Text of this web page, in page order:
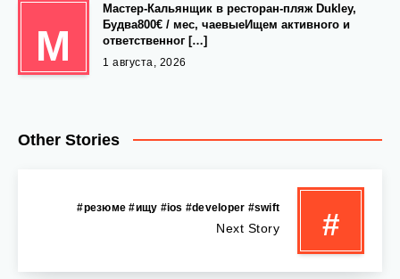
М
Мастер-Кальянщик в ресторан-пляж Dukley,
Будва800€ / мес, чаевыеИщем активного и
ответственног […]
1 августа, 2026
Other Stories
#
#резюме #ищу #ios #developer #swift
Next Story